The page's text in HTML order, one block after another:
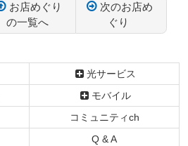
お店めぐり
の一覧へ
次のお店め
ぐり
光サービス
モバイル
コミュニティch
Q & A